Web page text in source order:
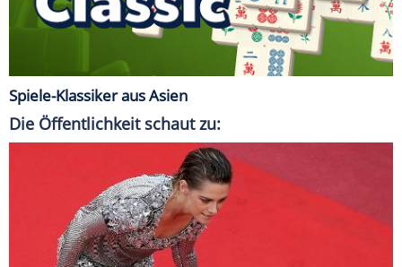
Spiele-Klassiker aus Asien
Die Öffentlichkeit schaut zu: